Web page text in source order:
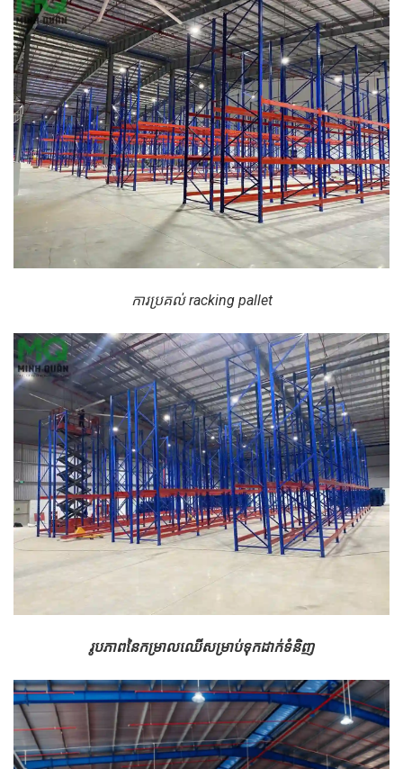
ការប្រគល់ racking pallet
រូបភាពនៃកម្រាលឈើសម្រាប់ទុកដាក់ទំនិញ